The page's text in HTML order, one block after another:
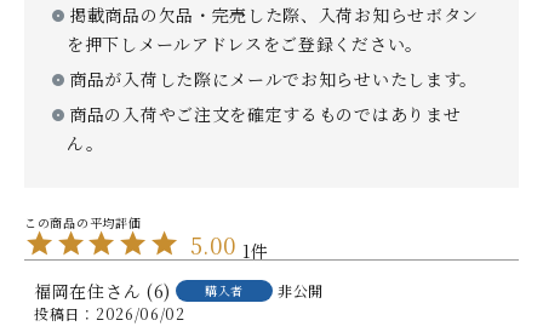
こだわり
さがえ屋について
ご利用ガイド
特定商取引法
掲載商品の欠品・完売した際、入荷お知らせボタン
を押下しメールアドレスをご登録ください。
商品が入荷した際にメールでお知らせいたします。
商品の入荷やご注文を確定するものではありませ
ん。
5.00 1
福岡在住
6 購入者
非公開
投稿日
2026/06/02